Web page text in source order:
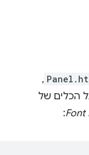
,
הכלים של
Font
: